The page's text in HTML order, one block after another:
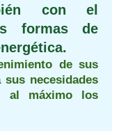
con el
formas de
de sus
necesidades
al máximo los